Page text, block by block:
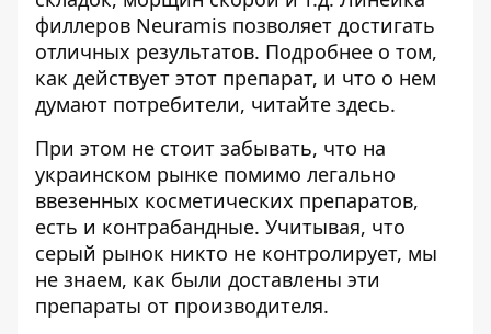
филлеров Neuramis позволяет достигать
отличных результатов. Подробнее о том,
как действует этот препарат, и что о нем
думают потребители, читайте здесь.
При этом не стоит забывать, что на
украинском рынке помимо легально
ввезенных косметических препаратов,
есть и контрабандные. Учитывая, что
серый рынок никто не контролирует, мы
не знаем, как были доставлены эти
препараты от производителя.